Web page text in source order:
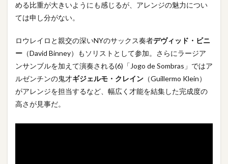
める比重が大きいようにも感じるが、アレンジの魅力につい
ては申し分がない。
ロウレイロと親交の深いNYのサックス奏者デヴィッド・ビニ
ー （David Binney）もソリストとして参加。さらにラージア
ンサンブルを加えて演奏される(6)「Jogo de Sombras」ではア
ルゼンチンの鬼才ギジェルモ・クレイン （Guillermo Klein）
がアレンジを担当するなど、幅広く才能を結集した完成度の
高さが見事だ。